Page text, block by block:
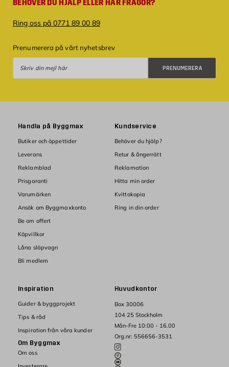
BEHÖVER DU HJÄLP ELLER HAR FRÅGOR?
Ring oss på 0771 89 00 89
Prenumerera på vårt nyhetsbrev
PRENUMERERA
Huvudkontor
Box 30006
104 25 Stockholm
Mån-Fre 10:00 - 16.00
Org.nr: 556656-3531
Handla på Byggmax
Butiker och öppettider
Leverans
Reklamblad
Prisgaranti
Varumärken
Ansök om Byggmaxkonto
Be om offert
Köpvillkor
Låna släpvagn
Bli medlem
Kundservice
Behöver du hjälp?
Retur & ångerrätt
Reklamation
Hitta min order
Kvittokopia
Ring in din order
Inspiration
Guider & byggprojekt
Tips & råd
Inspiration från våra kunder
Om Byggmax
Om oss